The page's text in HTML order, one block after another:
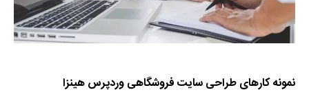
نمونه کارهای طراحی سایت فروشگاهی وردپرس هینزا